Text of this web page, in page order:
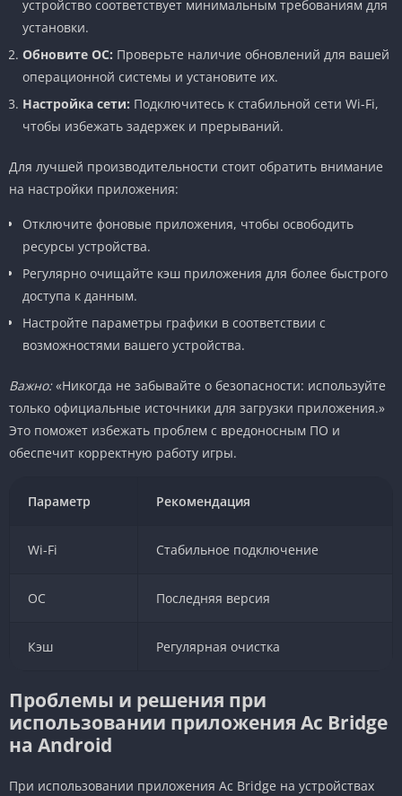
устройство соответствует минимальным требованиям для
установки.
Обновите ОС: Проверьте наличие обновлений для вашей
операционной системы и установите их.
Настройка сети: Подключитесь к стабильной сети Wi-Fi,
чтобы избежать задержек и прерываний.
Для лучшей производительности стоит обратить внимание
на настройки приложения:
Отключите фоновые приложения, чтобы освободить
ресурсы устройства.
Регулярно очищайте кэш приложения для более быстрого
доступа к данным.
Настройте параметры графики в соответствии с
возможностями вашего устройства.
Важно:«Никогда не забывайте о безопасности: используйте
только официальные источники для загрузки приложения.»
Это поможет избежать проблем с вредоносным ПО и
обеспечит корректную работу игры.
Параметр Рекомендация
Wi-Fi Стабильное подключение
ОС Последняя версия
Кэш Регулярная очистка
Проблемы и решения при
использовании приложения Ac Bridge
на Android
При использовании приложения Ac Bridge на устройствах